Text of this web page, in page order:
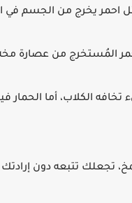
احمر يخرج من الجسم في
المُستخرج من عصارة
تخافه الكلاب، أما
تجعلك تتبعه دون